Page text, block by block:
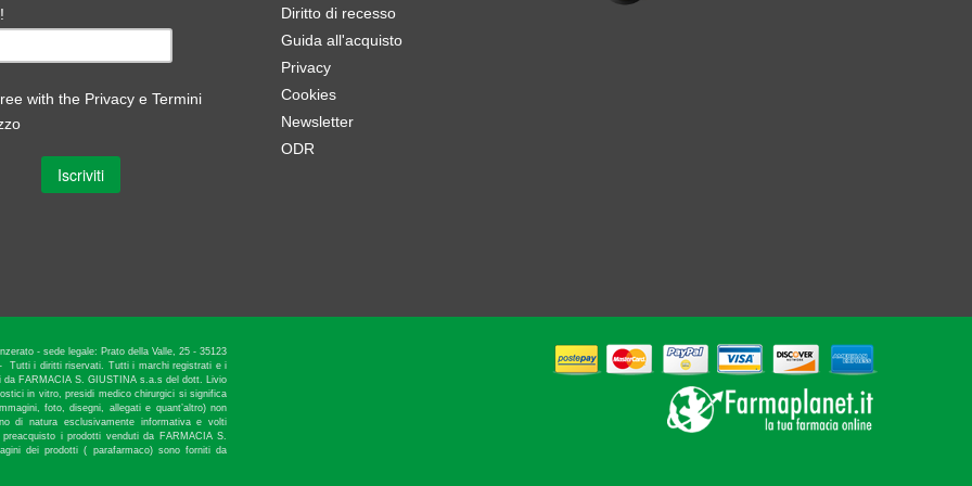
with the Privacy e Termini
Diritto di recesso
Guida all'acquisto
Privacy
Cookies
Newsletter
ODR
- sede legale: Prato della Valle, 25 - 35123
Tutti i diritti riservati. Tutti i marchi registrati e i
da FARMACIA S. GIUSTINA s.a.s del dott. Livio
in vitro, presidi medico chirurgici si significa
foto, disegni, allegati e quant’altro) non
di natura esclusivamente informativa e volti
i prodotti venduti da FARMACIA S.
dei prodotti ( parafarmaco) sono forniti da